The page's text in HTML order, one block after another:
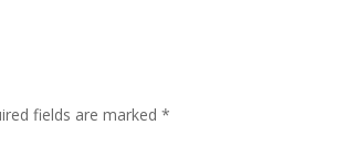
fields are marked*